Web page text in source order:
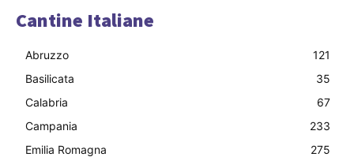
Cantine Italiane
Abruzzo
121
Basilicata
35
Calabria
67
Campania
233
Emilia Romagna
275